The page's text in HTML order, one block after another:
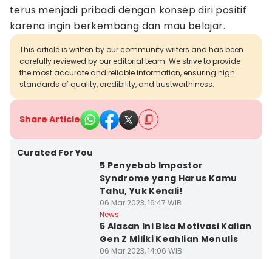
terus menjadi pribadi dengan konsep diri positif
karena ingin berkembang dan mau belajar.
This article is written by our community writers and has been
carefully reviewed by our editorial team. We strive to provide
the most accurate and reliable information, ensuring high
standards of quality, credibility, and trustworthiness.
Share Article
Curated For You
5 Penyebab Impostor
Syndrome yang Harus Kamu
Tahu, Yuk Kenali!
06 Mar 2023, 16:47 WIB
News
5 Alasan Ini Bisa Motivasi Kalian
Gen Z Miliki Keahlian Menulis
06 Mar 2023, 14:06 WIB